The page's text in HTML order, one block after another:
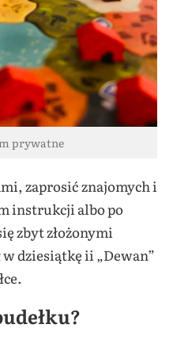
prywatne
zaprosić znajomych i
instrukcji albo po
zbyt złożonymi
dziesiątkę ii „Dewan”